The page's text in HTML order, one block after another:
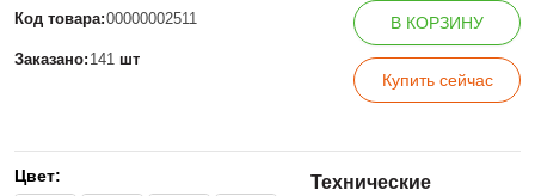
Код товара:00000002511
Заказано: 141 шт
В КОРЗИНУ
Купить сейчас
Цвет:
Технические